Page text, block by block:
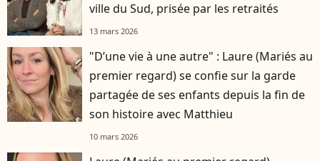
ville du Sud, prisée par les retraités
13 mars 2026
"D’une vie à une autre" : Laure (Mariés au
premier regard) se confie sur la garde
partagée de ses enfants depuis la fin de
son histoire avec Matthieu
10 mars 2026